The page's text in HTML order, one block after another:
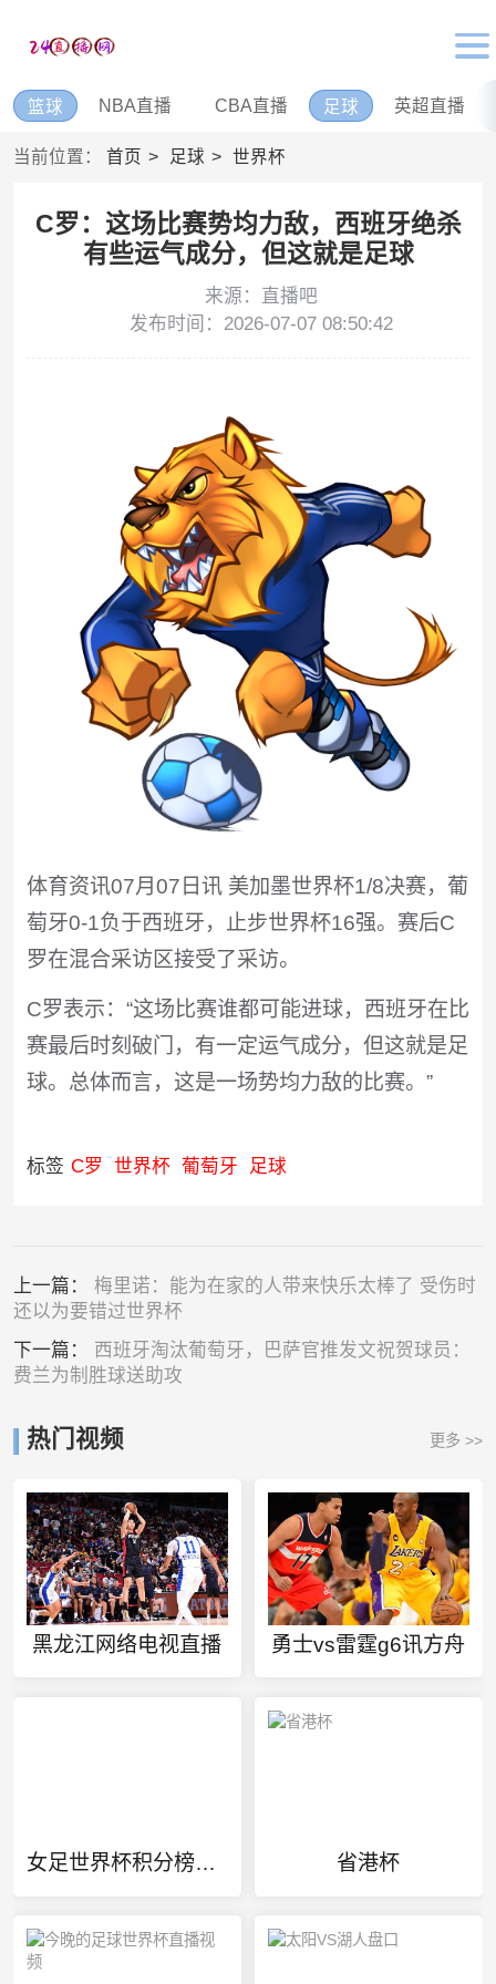
篮球 NBA直播 CBA直播 足球 英超直播
当前位置： 首页 足球 世界杯
C罗：这场比赛势均力敌，西班牙绝杀
有些运气成分，但这就是足球
来源：直播吧
发布时间：2026-07-07 08:50:42
体育资讯07月07日讯 美加墨世界杯1/8决赛，葡
萄牙0-1负于西班牙，止步世界杯16强。赛后C
罗在混合采访区接受了采访。
C罗表示：“这场比赛谁都可能进球，西班牙在比
赛最后时刻破门，有一定运气成分，但这就是足
球。总体而言，这是一场势均力敌的比赛。”
标签 C罗 世界杯 葡萄牙 足球
上一篇： 梅里诺：能为在家的人带来快乐太棒了 受伤时
还以为要错过世界杯
下一篇： 西班牙淘汰葡萄牙，巴萨官推发文祝贺球员：
费兰为制胜球送助攻
热门视频 更多 >>
黑龙江网络电视直播 勇士vs雷霆g6讯方舟
女足世界杯积分榜最新 省港杯